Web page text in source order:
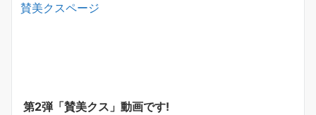
賛美クスページ
第2弾「賛美クス」動画です!